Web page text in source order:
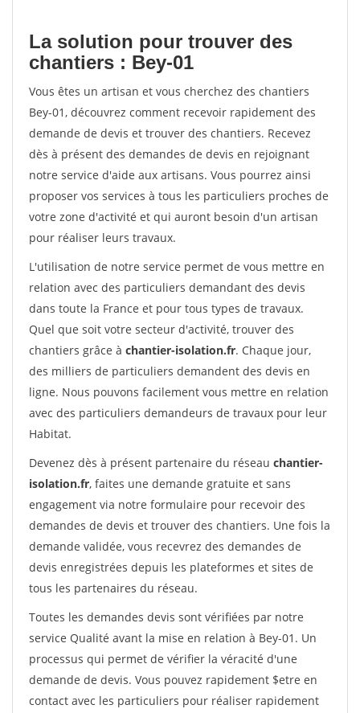
La solution pour trouver des
chantiers : Bey-01
Vous êtes un artisan et vous cherchez des chantiers
Bey-01, découvrez comment recevoir rapidement des
demande de devis et trouver des chantiers. Recevez
dès à présent des demandes de devis en rejoignant
notre service d'aide aux artisans. Vous pourrez ainsi
proposer vos services à tous les particuliers proches de
votre zone d'activité et qui auront besoin d'un artisan
pour réaliser leurs travaux.
L'utilisation de notre service permet de vous mettre en
relation avec des particuliers demandant des devis
dans toute la France et pour tous types de travaux.
Quel que soit votre secteur d'activité, trouver des
chantiers grâce à chantier-isolation.fr. Chaque jour,
des milliers de particuliers demandent des devis en
ligne. Nous pouvons facilement vous mettre en relation
avec des particuliers demandeurs de travaux pour leur
Habitat.
Devenez dès à présent partenaire du réseau chantier-
isolation.fr, faites une demande gratuite et sans
engagement via notre formulaire pour recevoir des
demandes de devis et trouver des chantiers. Une fois la
demande validée, vous recevrez des demandes de
devis enregistrées depuis les plateformes et sites de
tous les partenaires du réseau.
Toutes les demandes devis sont vérifiées par notre
service Qualité avant la mise en relation à Bey-01. Un
processus qui permet de vérifier la véracité d'une
demande de devis. Vous pouvez rapidement $etre en
contact avec les particuliers pour réaliser rapidement